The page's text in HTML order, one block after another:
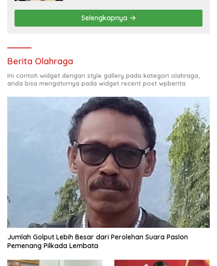
Selengkapnya
Berita Olahraga
Ini contoh widget dengan style gallery pada kategori olahraga,
anda bisa mengaturnya pada widget recent post wpberita.
Jumlah Golput Lebih Besar dari Perolehan Suara Paslon
Pemenang Pilkada Lembata